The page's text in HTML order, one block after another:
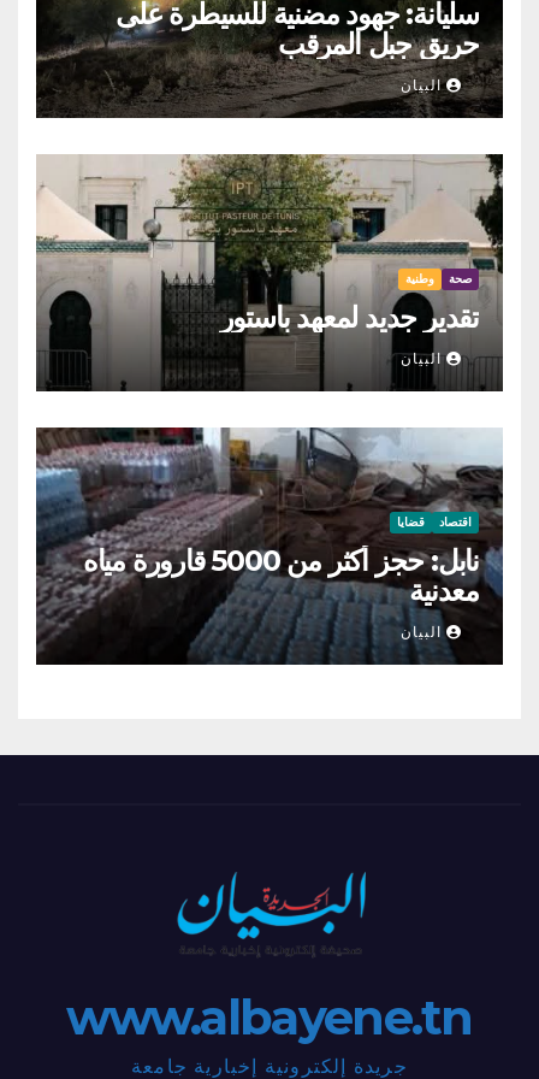
سليانة: جهود مضنية للسيطرة على
حريق جبل المرقب
البيان
صحة وطنية
تقدير جديد لمعهد باستور
البيان
اقتصاد قضايا
نابل: حجز أكثر من 5000 قارورة مياه
معدنية
البيان
www.albayene.tn
جريدة إلكترونية إخبارية جامعة